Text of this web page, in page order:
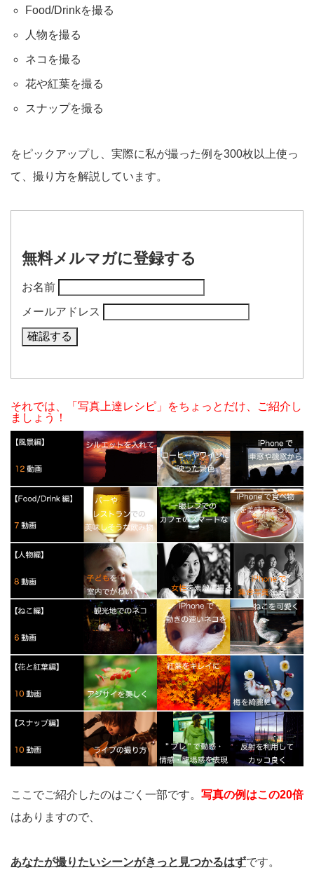
Food/Drinkを撮る
人物を撮る
ネコを撮る
花や紅葉を撮る
スナップを撮る
をピックアップし、実際に私が撮った例を300枚以上使っ
て、撮り方を解説しています。
無料メルマガに登録する
お名前
メールアドレス
それでは、「写真上達レシピ」をちょっとだけ、ご紹介し
ましょう！
ここでご紹介したのはごく一部です。 写真の例はこの20倍
はありますので、
あなたが撮りたいシーンがきっと見つかるはずです。